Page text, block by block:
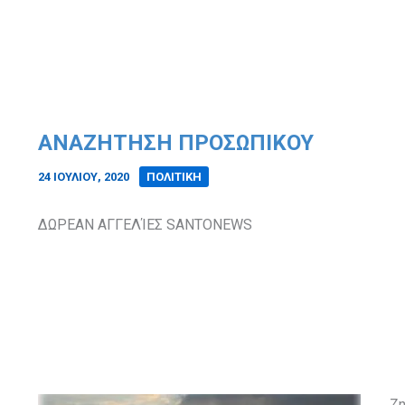
ΑΝΑΖΗΤΗΣΗ ΠΡΟΣΩΠΙΚΟΥ
24 ΙΟΥΛΊΟΥ, 2020 ΠΟΛΙΤΙΚΗ
ΔΩΡΕΑΝ ΑΓΓΕΛΊΕΣ SANTONEWS